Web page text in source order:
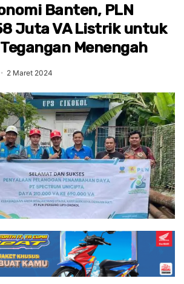
Banten, PLN
Juta VA Listrik untuk
Menengah
2 Maret 2024